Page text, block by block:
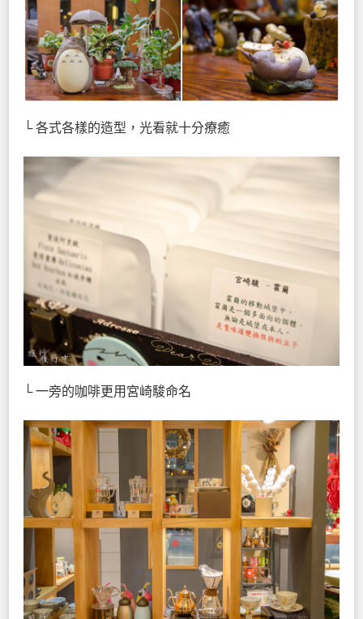
└ 各式各樣的造型，光看就十分療癒
└ 一旁的咖啡更用宮崎駿命名